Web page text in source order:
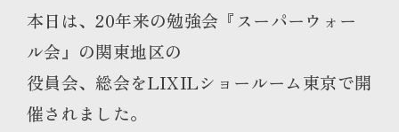
本日は、20年来の勉強会『スーパーウォー
ル会』の関東地区の
役員会、総会をLIXILショールーム東京で開
催されました。